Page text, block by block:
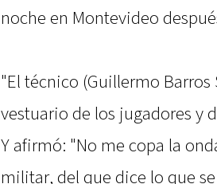
noche en Montevideo
"El técnico (Guillermo
vestuario de los jugadores y
Y afirmó: "No me copa la
militar, del que dice lo que